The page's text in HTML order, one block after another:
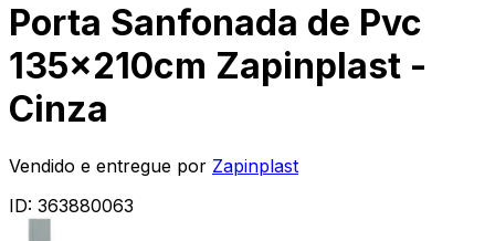
Porta Sanfonada de Pvc
135x210cm Zapinplast -
Cinza
Vendido e entregue por Zapinplast
ID: 363880063